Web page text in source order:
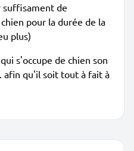
suffisament de
pour la durée de la
plus)
s'occupe de chien son
afin qu'il soit tout à fait à